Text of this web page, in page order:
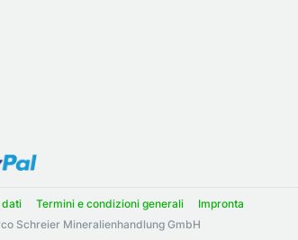
dati Termini e condizioni generali
Impronta
Schreier Mineralienhandlung GmbH